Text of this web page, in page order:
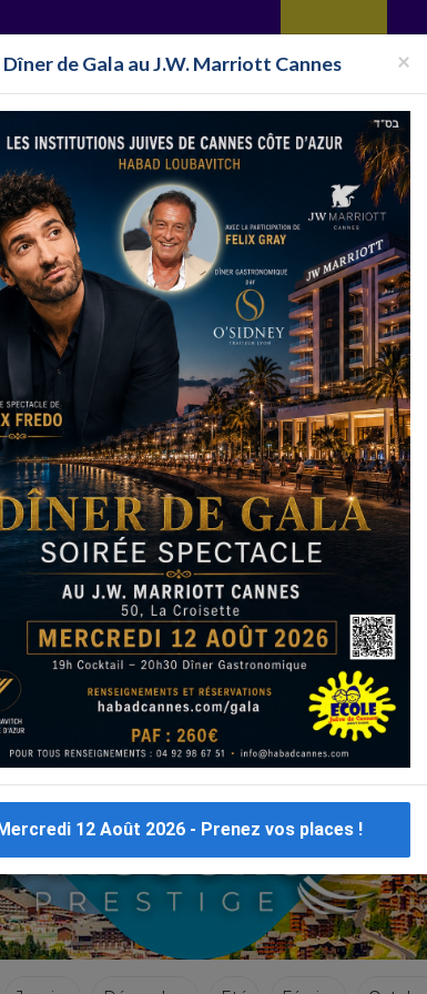
Toutes les surveillances
sur le logo, le site internet, ou cliquez sur en savoir plus situé sous
alloj.com vous présente toutes les informations surVoyages
adresse Voyages cacher Bruyeres le Chatel, devis Voyages
Cacher Bruyeres le Chatel 2019 fait partie de la liste des :
VOYAGES CACHER 2019
à Bruyeres le Chatel en France ci dessous cliquez sur le 1er resultat merci.
×
Dîner de Gala au J.W. Marriott Cannes
Mercredi 12 Août 2026 - Prenez vos places !